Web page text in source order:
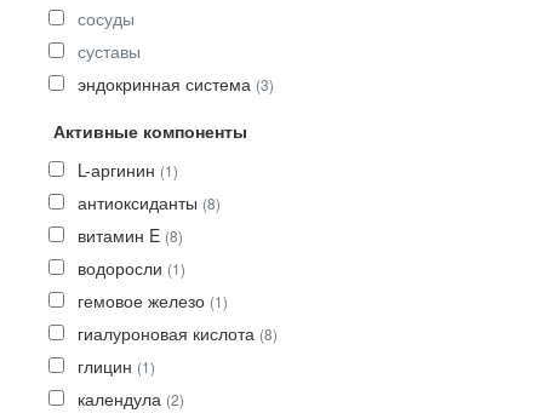
сосуды
суставы
эндокринная система (3)
Активные компоненты
L-аргинин (1)
антиоксиданты (8)
витамин E (8)
водоросли (1)
гемовое железо (1)
гиалуроновая кислота (8)
глицин (1)
календула (2)